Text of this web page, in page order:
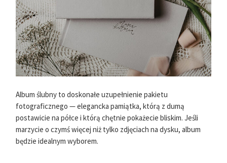
Album ślubny to doskonałe uzupełnienie pakietu
fotograficznego — elegancka pamiątka, którą z dumą
postawicie na półce i którą chętnie pokażecie bliskim. Jeśli
marzycie o czymś więcej niż tylko zdjęciach na dysku, album
będzie idealnym wyborem.